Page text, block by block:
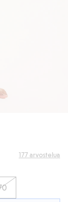
177arvostelua